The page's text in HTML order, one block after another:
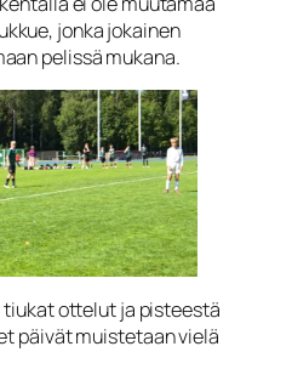
jonka jokainen
pelissä mukana.
tiukat ottelut ja pisteestä
päivät muistetaan vielä